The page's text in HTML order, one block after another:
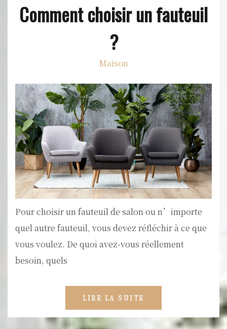
Comment choisir un fauteuil
?
Maison
Pour choisir un fauteuil de salon ou n’importe
quel autre fauteuil, vous devez réfléchir à ce que
vous voulez. De quoi avez-vous réellement
besoin, quels
LIRE LA SUITE